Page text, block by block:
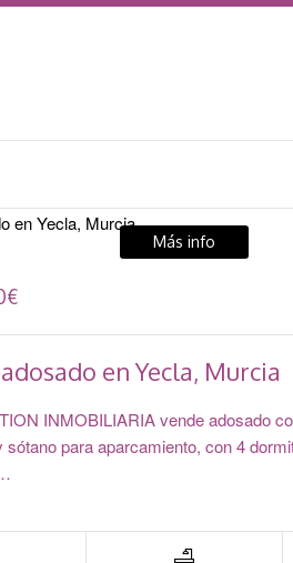
Más info
€
en Yecla, Murcia
INMOBILIARIA vende adosado
sótano para aparcamiento, con 4